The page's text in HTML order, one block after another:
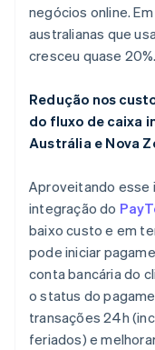
negócios online.
australianas que
cresceu quase 20%.
Redução nos
do fluxo de caixa
Austrália e Nova
Aproveitando esse
integração do
baixo custo e em
pode iniciar
conta bancária do
o status do
transações 24h
feriados) e
Alemanha
Deutsch English
Austrália
English
Áustria
Deutsch English